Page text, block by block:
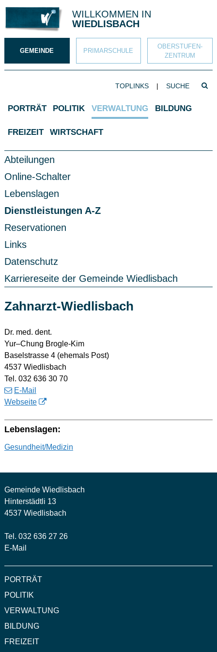
Direkt zum Inhalt springen
WILLKOMMEN IN
WIEDLISBACH
GEMEINDE PRIMAR­SCHULE
OBERSTUFEN­
ZENTRUM
SUCHBEGRIFF
TOPLINKS |
Hauptnavigation
PORTRÄT POLITIK VERWALTUNG BILDUNG
FREIZEIT WIRTSCHAFT
Subnavigation
Abteilungen
Online-Schalter
Lebenslagen
Dienstleistungen A-Z
Reservationen
Links
Datenschutz
Karriereseite der Gemeinde Wiedlisbach
Zahnarzt-Wiedlisbach
Dr. med. dent.
Yur–Chung Brogle-Kim
Baselstrasse 4 (ehemals Post)
4537 Wiedlisbach
Tel. 032 636 30 70
E-Mail
Webseite
Lebenslagen:
Gesundheit/Medizin
Gemeinde Wiedlisbach
Hinterstädtli 13
4537 Wiedlisbach
Tel. 032 636 27 26
E-Mail
PORTRÄT
POLITIK
VERWALTUNG
BILDUNG
FREIZEIT